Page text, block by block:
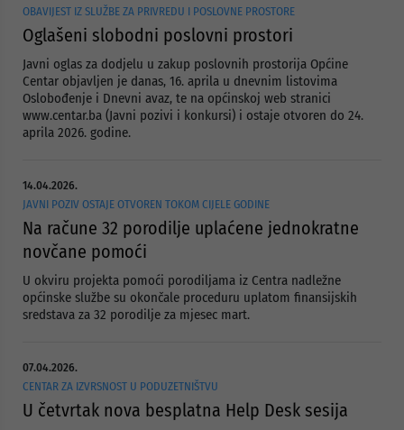
OBAVIJEST IZ SLUŽBE ZA PRIVREDU I POSLOVNE PROSTORE
Oglašeni slobodni poslovni prostori
Javni oglas za dodjelu u zakup poslovnih prostorija Općine
Centar objavljen je danas, 16. aprila u dnevnim listovima
Oslobođenje i Dnevni avaz, te na općinskoj web stranici
www.centar.ba (Javni pozivi i konkursi) i ostaje otvoren do 24.
aprila 2026. godine.
14.04.2026.
JAVNI POZIV OSTAJE OTVOREN TOKOM CIJELE GODINE
Na račune 32 porodilje uplaćene jednokratne
novčane pomoći
U okviru projekta pomoći porodiljama iz Centra nadležne
općinske službe su okončale proceduru uplatom finansijskih
sredstava za 32 porodilje za mjesec mart.
07.04.2026.
CENTAR ZA IZVRSNOST U PODUZETNIŠTVU
U četvrtak nova besplatna Help Desk sesija